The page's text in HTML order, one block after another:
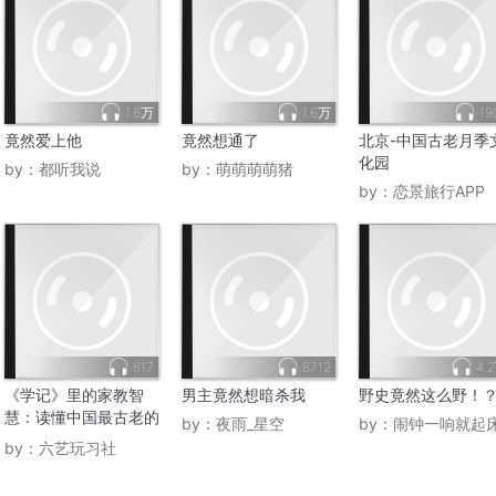
1.8万
竟然爱上他
by： 都听我说
1.6万
竟然想通了
by： 萌萌萌萌猪
北京-中国古老月季
化园
by： 恋景旅行APP
617
《学记》里的家教智
慧：读懂中国最古老的
教育经
by： 六艺玩习社
8712
男主竟然想暗杀我
by： 夜雨_星空
野史竟然这么野！？
by： 闹钟一响就起